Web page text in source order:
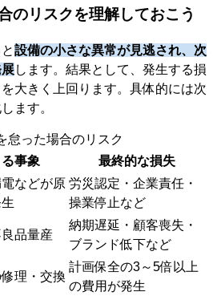
のリスクを理解しておこう
設備の小さな異常が見逃され、次
します。結果として、発生する損
大きく上回ります。具体的には次
ます。
怠った場合のリスク
事象
最終的な損失
などが原 労災認定・企業責任・
操業停止など
品量産
納期遅延・顧客喪失・
ブランド低下など
理・交換
計画保全の3～5倍以上
の費用が発生